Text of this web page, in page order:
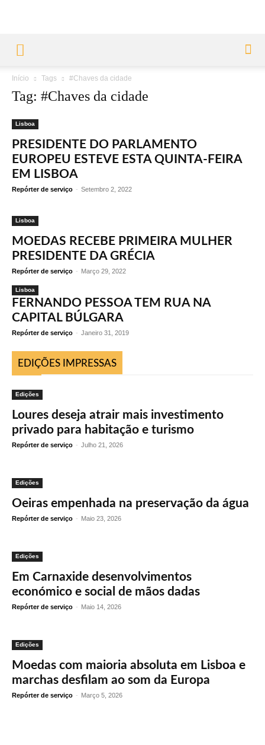
Início Tags #Chaves da cidade
Tag: #Chaves da cidade
Lisboa
PRESIDENTE DO PARLAMENTO
EUROPEU ESTEVE ESTA QUINTA-FEIRA
EM LISBOA
Repórter de serviço - Setembro 2, 2022
Lisboa
MOEDAS RECEBE PRIMEIRA MULHER
PRESIDENTE DA GRÉCIA
Repórter de serviço - Março 29, 2022
Lisboa
FERNANDO PESSOA TEM RUA NA
CAPITAL BÚLGARA
Repórter de serviço - Janeiro 31, 2019
EDIÇÕES IMPRESSAS
Edições
Loures deseja atrair mais investimento
privado para habitação e turismo
Repórter de serviço - Julho 21, 2026
Edições
Oeiras empenhada na preservação da água
Repórter de serviço - Maio 23, 2026
Edições
Em Carnaxide desenvolvimentos
económico e social de mãos dadas
Repórter de serviço - Maio 14, 2026
Edições
Moedas com maioria absoluta em Lisboa e
marchas desfilam ao som da Europa
Repórter de serviço - Março 5, 2026